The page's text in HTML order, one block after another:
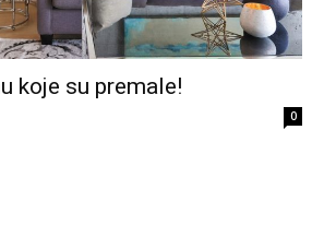
koje su premale!
0